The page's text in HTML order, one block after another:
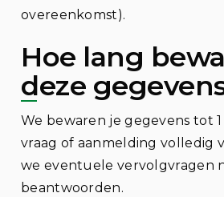
overeenkomst).
Hoe lang
deze
We bewaren je gegevens tot
vraag of aanmelding volledig
we eventuele vervolgvragen
beantwoorden.